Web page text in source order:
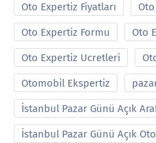
Oto Expertiz Fiyatları
Oto Expertiz Formu Oto
Oto Expertiz Ucretleri
Otomobil Ekspertiz
İstanbul Pazar Günü Açık
İstanbul Pazar Günü Açık